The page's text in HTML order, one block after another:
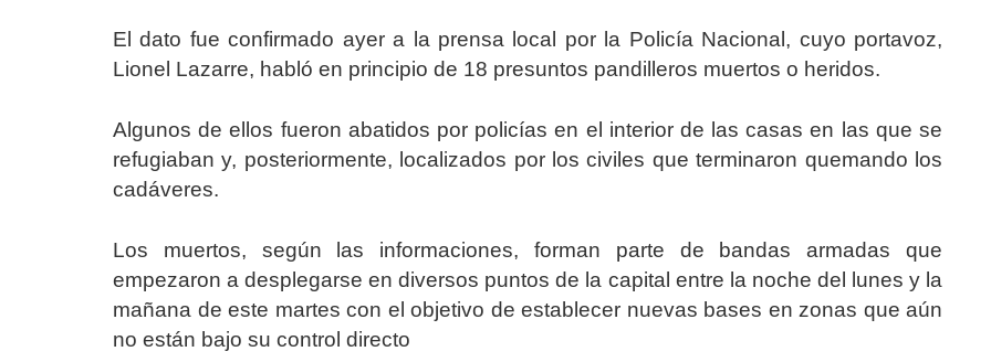
El dato fue confirmado ayer a la prensa local por la Policía Nacional, cuyo portavoz,
Lionel Lazarre, habló en principio de 18 presuntos pandilleros muertos o heridos.
Algunos de ellos fueron abatidos por policías en el interior de las casas en las que se
refugiaban y, posteriormente, localizados por los civiles que terminaron quemando los
cadáveres.
Los muertos, según las informaciones, forman parte de bandas armadas que
empezaron a desplegarse en diversos puntos de la capital entre la noche del lunes y la
mañana de este martes con el objetivo de establecer nuevas bases en zonas que aún
no están bajo su control directo